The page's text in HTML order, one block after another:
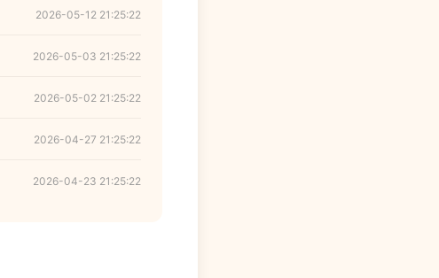
2026-05-12 21:25:22
2026-05-03 21:25:22
2026-05-02 21:25:22
2026-04-27 21:25:22
2026-04-23 21:25:22